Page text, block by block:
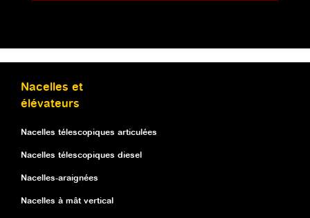
Nacelles et
élévateurs
Nacelles télescopiques articulées
Nacelles télescopiques diesel
Nacelles-araignées
Nacelles à mât vertical